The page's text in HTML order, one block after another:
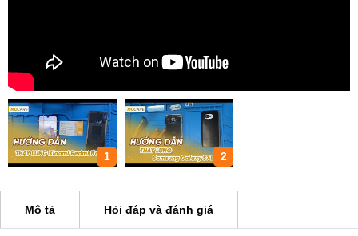
1 2
Mô tả Hỏi đáp và đánh giá